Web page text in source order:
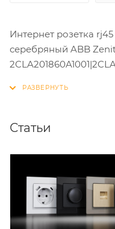
Интернет розетка
серебряный ABB
Статьи